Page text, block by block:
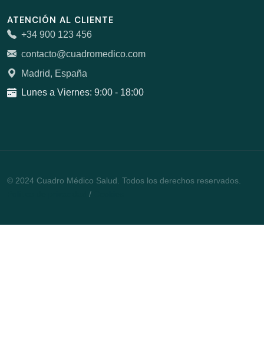
ATENCIÓN AL CLIENTE
+34 900 123 456
contacto@cuadromedico.com
Madrid, España
Lunes a Viernes: 9:00 - 18:00
© 2024 Cuadro Médico Salud. Todos los derechos reservados.
/